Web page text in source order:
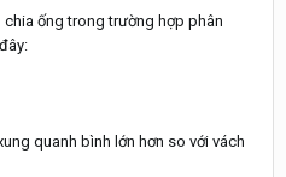
ống trong trường hợp phân
quanh bình lớn hơn so với vách